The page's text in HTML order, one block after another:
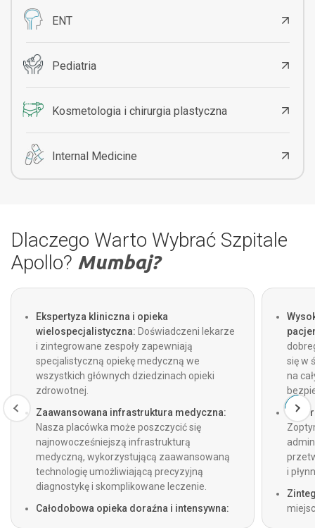
ENT
Pediatria
Kosmetologia i chirurgia plastyczna
Internal Medicine
Dlaczego Warto Wybrać Szpitale
Apollo? Mumbaj?
Ekspertyza kliniczna i opieka
wielospecjalistyczna: Doświadczeni lekarze
i zintegrowane zespoły zapewniają
specjalistyczną opiekę medyczną we
wszystkich głównych dziedzinach opieki
zdrowotnej.
Zaawansowana infrastruktura medyczna:
Nasza placówka może poszczycić się
najnowocześniejszą infrastrukturą
medyczną, wykorzystującą zaawansowaną
technologię umożliwiającą precyzyjną
diagnostykę i skomplikowane leczenie.
Całodobowa opieka doraźna i intensywna:
się w
na
i